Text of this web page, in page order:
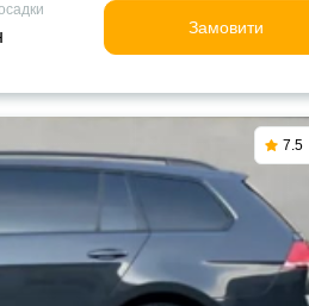
Замовити
7.5